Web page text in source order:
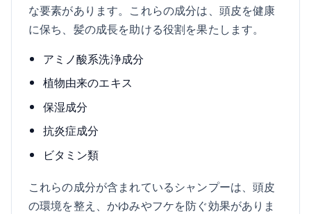
な要素があります。これらの成分は、頭皮を健康
に保ち、髪の成長を助ける役割を果たします。
アミノ酸系洗浄成分
植物由来のエキス
保湿成分
抗炎症成分
ビタミン類
これらの成分が含まれているシャンプーは、頭皮
の環境を整え、かゆみやフケを防ぐ効果がありま